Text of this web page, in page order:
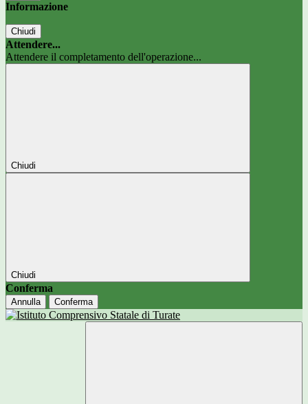
Informazione
Chiudi
Attendere...
Attendere il completamento dell'operazione...
Chiudi
Chiudi
Conferma
Annulla Conferma